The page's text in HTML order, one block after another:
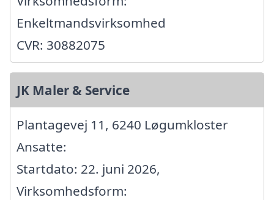
Enkeltmandsvirksomhed
CVR: 30882075
JK Maler & Service
Plantagevej 11, 6240 Løgumkloster
Ansatte:
Startdato: 22. juni 2026,
Virksomhedsform: